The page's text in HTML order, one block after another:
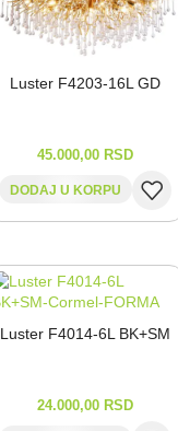
Luster F4203-⁠16L GD
45.000,00 RSD
DODAJ U KORPU
Luster F4014-⁠6L BK+SM
24.000,00 RSD